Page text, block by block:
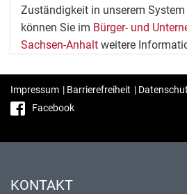
Zuständigkeit in unserem
können Sie im Bürger- und
Sachsen-Anhalt weitere
Impressum | Barrierefreiheit |
Facebook
KONTAKT